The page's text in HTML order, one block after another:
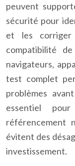
peuvent
sécurité pour
et les corriger
compatibilité
navigateurs,
test complet
problèmes
essentiel
référencement
évitent des
investissement.